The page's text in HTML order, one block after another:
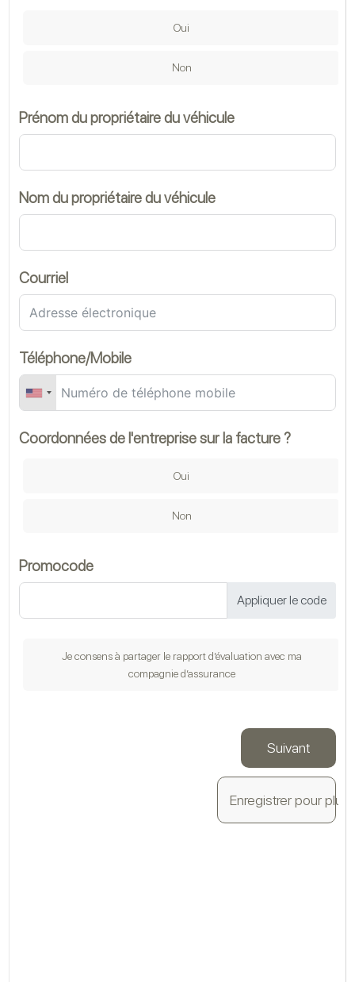
Oui
Non
Prénom du propriétaire du véhicule
Nom du propriétaire du véhicule
Courriel
Téléphone/Mobile
Coordonnées de l'entreprise sur la facture ?
Oui
Non
Promocode
Appliquer le code
Je consens à partager le rapport d’évaluation avec ma
compagnie d’assurance
Enregistrer pour plus
Suivant